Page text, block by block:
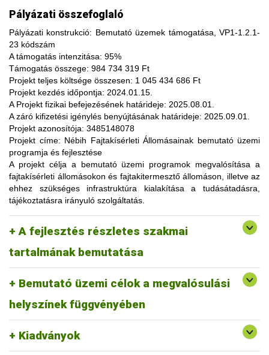
Pályázati összefoglaló
Pályázati konstrukció: Bemutató üzemek támogatása, VP1-1.2.1-
23 kódszám
A támogatás intenzitása: 95%
Támogatás összege: 984 734 319 Ft
Projekt teljes költsége összesen: 1 045 434 686 Ft
Projekt kezdés időpontja: 2024.01.15.
A Projekt fizikai befejezésének határideje: 2025.08.01.
A záró kifizetési igénylés benyújtásának határideje: 2025.09.01.
Projekt azonosítója: 3485148078
Projekt címe: Nébih Fajtakísérleti Állomásainak bemutató üzemi
programja és fejlesztése
A projekt céljaa bemutató üzemi programok megvalósítása a
fajtakísérleti állomásokon és fajtakitermesztő állomáson, illetve az
ehhez szükséges infrastruktúra kialakítása a tudásátadásra,
tájékoztatásra irányuló szolgáltatás.
A fejlesztés részletes szakmai
tartalmának bemutatása
A fajtakísérleti és fajtakitermesztési állomások
modernizálásával, olyan növényfajta kísérleteket lehet
végezni, melyekkel limitálhatóak a mezőgazdasági termesztés
bizonytalanságából adódó negatív hatások, növelhető a
termésbiztonság, valamint a növényi kórokozókkal, kártevőkkel
szembeni ellenálló képesség. A fajtakísérlet során megszerzett
tapasztalatok átadása az agrárgazdaság szereplői részére egy
olyan, a hagyományostól eltérő jellegű tudás megszerzési
lehetőség, amelynek során a résztvevők elsősorban
gyakorlatorientált ismeretanyaggal, tapasztalatokkal
gazdagodhatnak, a fajtahasználaton túl, az aktuális termelési
eljárások és gazdaságszervezési minták alkalmazása
tekintetében. A gazdálkodók olyan innovatív ismereteket,
növénykultúrákat (fajtákat), környezetvédelmi megoldásokat
ismerhetnek meg, amelyek alkalmazása révén
optimalizálhatják a termelést, csökkenthetik a szennyezőanyag
kibocsátást, valamint eredményesen alkalmazkodhatnak a
állomáson (Tordas, Pölöske, Székkutas, Monorierdő)
valósulna meg bemutató üzemi program.
Bemutató üzemi célok a megvalósulási
helyszínek függvényében
Tordas
kertészeti (zöldség, gyümölcs) fajok, szántóföldi
és üvegházi termesztési körülmények, ökológiai
gazdálkodásra alkalmas fajták vizsgálata
Pölöske
kertészeti (gyümölcs) fajok
Székkutas
szántóföldi fajok vizsgálata
Monorierdő erdészeti fajok vizsgálata, fajtakitermesztés
Kiadványok